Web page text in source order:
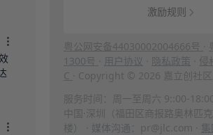
激励规则
粤公网安备44030002004666号
1300号
用户协议 隐私政策
侵
C
· Copyright © 2026 嘉立创社
服务时间：周一至周六 9::00-
中国·深圳（福田区商报路奥林匹
楼） · 媒体沟通：pr@jlc.com ·